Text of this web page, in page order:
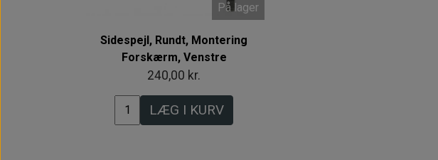
På lager
Sidespejl, Rundt, Montering
Forskærm, Venstre
240,00 kr.
LÆG I KURV